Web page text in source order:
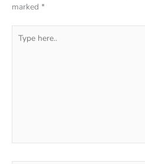
marked *
here..